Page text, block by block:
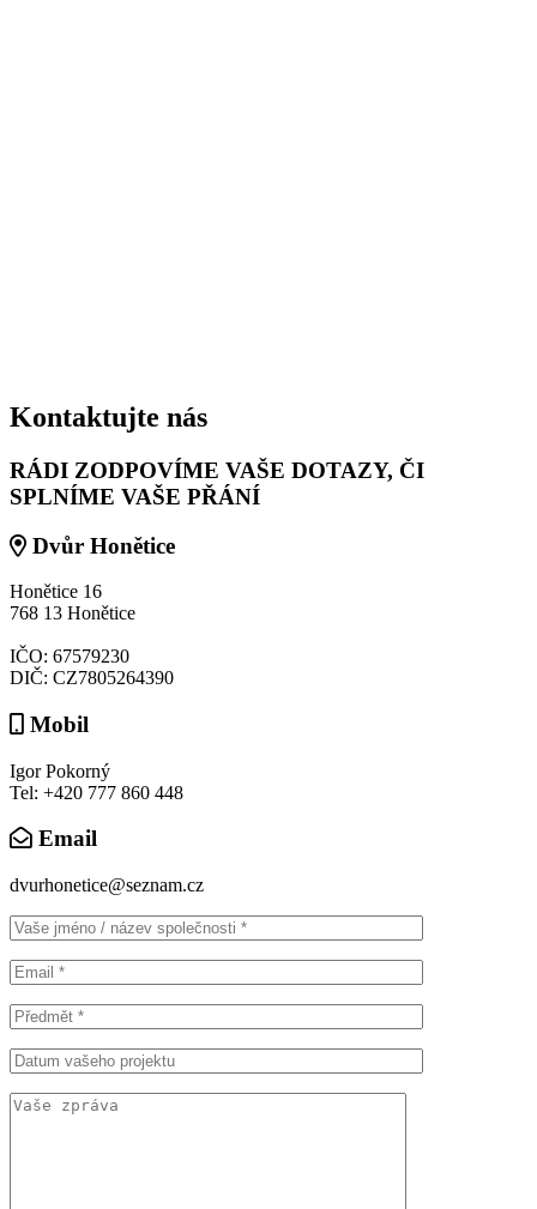
Kontaktujte nás
RÁDI ZODPOVÍME VAŠE DOTAZY, ČI
SPLNÍME VAŠE PŘÁNÍ
Dvůr Honětice
Honětice 16
768 13 Honětice
IČO: 67579230
DIČ: CZ7805264390
Mobil
Igor Pokorný
Tel: +420 777 860 448
Email
dvurhonetice@seznam.cz